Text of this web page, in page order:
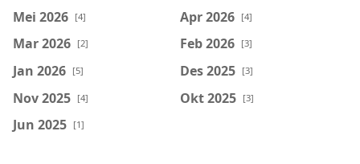
Mei 2026 [4] Apr 2026 [4]
Mar 2026 [2] Feb 2026 [3]
Jan 2026 [5] Des 2025 [3]
Nov 2025 [4] Okt 2025 [3]
Jun 2025 [1]